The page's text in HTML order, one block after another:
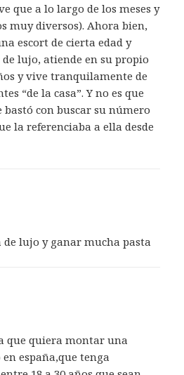
que a lo largo de los meses y
muy diversos). Ahora bien,
escort de cierta edad y
lujo, atiende en su propio
y vive tranquilamente de
“de la casa”. Y no es que
bastó con buscar su número
la referenciaba a ella desde
lujo y ganar mucha pasta
que quiera montar una
españa,que tenga